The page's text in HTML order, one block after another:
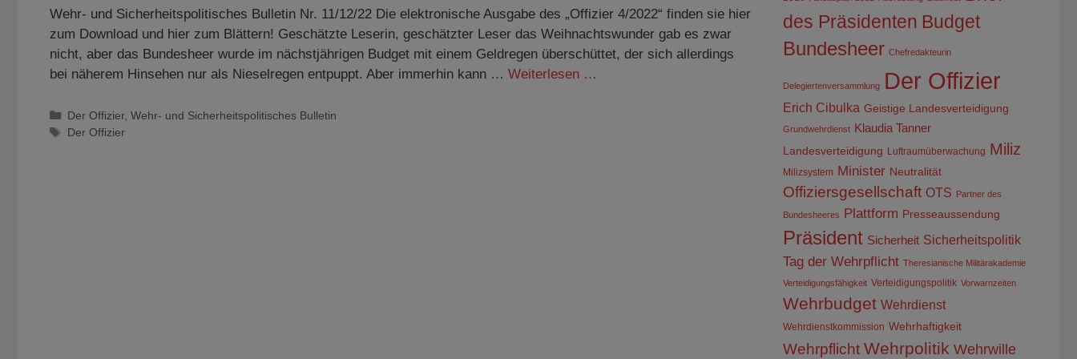
Wehr- und Sicherheitspolitisches Bulletin Nr. 11/12/22 Die elektronische Ausgabe des „Offizier 4/2022“ finden sie hier
zum Download und hier zum Blättern! Geschätzte Leserin, geschätzter Leser das Weihnachtswunder gab es zwar
nicht, aber das Bundesheer wurde im nächstjährigen Budget mit einem Geldregen überschüttet, der sich allerdings
bei näherem Hinsehen nur als Nieselregen entpuppt. Aber immerhin kann … Weiterlesen …
Kategorien
Der Offizier, Wehr- und Sicherheitspolitisches Bulletin
Schlagwörter
Der Offizier
des Präsidenten Budget
Bundesheer Chefredakteurin
Delegiertenversammlung Der Offizier
Erich Cibulka Geistige Landesverteidigung
Grundwehrdienst Klaudia Tanner
Landesverteidigung Luftraumüberwachung Miliz
Milizsystem Minister Neutralität
Offiziersgesellschaft OTS Partner des
Bundesheeres Plattform Presseaussendung
Präsident Sicherheit Sicherheitspolitik
Tag der Wehrpflicht Theresianische Militärakademie
Verteidigungsfähigkeit Verteidigungspolitik Vorwarnzeiten
Wehrbudget Wehrdienst
Wehrdienstkommission Wehrhaftigkeit
Wehrpflicht Wehrpolitik Wehrwille